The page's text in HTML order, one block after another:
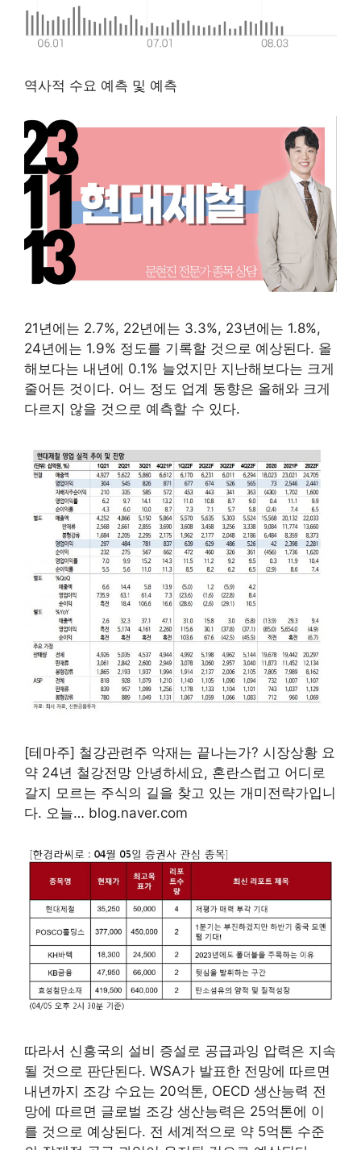
역사적 수요 예측 및 예측
21년에는 2.7%, 22년에는 3.3%, 23년에는 1.8%,
24년에는 1.9% 정도를 기록할 것으로 예상된다. 올
해보다는 내년에 0.1% 늘었지만 지난해보다는 크게
줄어든 것이다. 어느 정도 업계 동향은 올해와 크게
다르지 않을 것으로 예측할 수 있다.
[테마주] 철강관련주 악재는 끝나는가? 시장상황 요
약 24년 철강전망 안녕하세요, 혼란스럽고 어디로
갈지 모르는 주식의 길을 찾고 있는 개미전략가입니
다. 오늘… blog.naver.com
따라서 신흥국의 설비 증설로 공급과잉 압력은 지속
될 것으로 판단된다. WSA가 발표한 전망에 따르면
내년까지 조강 수요는 20억톤, OECD 생산능력 전
망에 따르면 글로벌 조강 생산능력은 25억톤에 이
를 것으로 예상된다. 전 세계적으로 약 5억톤 수준